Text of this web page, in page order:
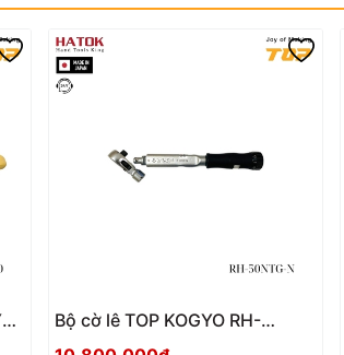
Bộ cờ lê TOP KOGYO RH-
50NTG-N Nhật Bản